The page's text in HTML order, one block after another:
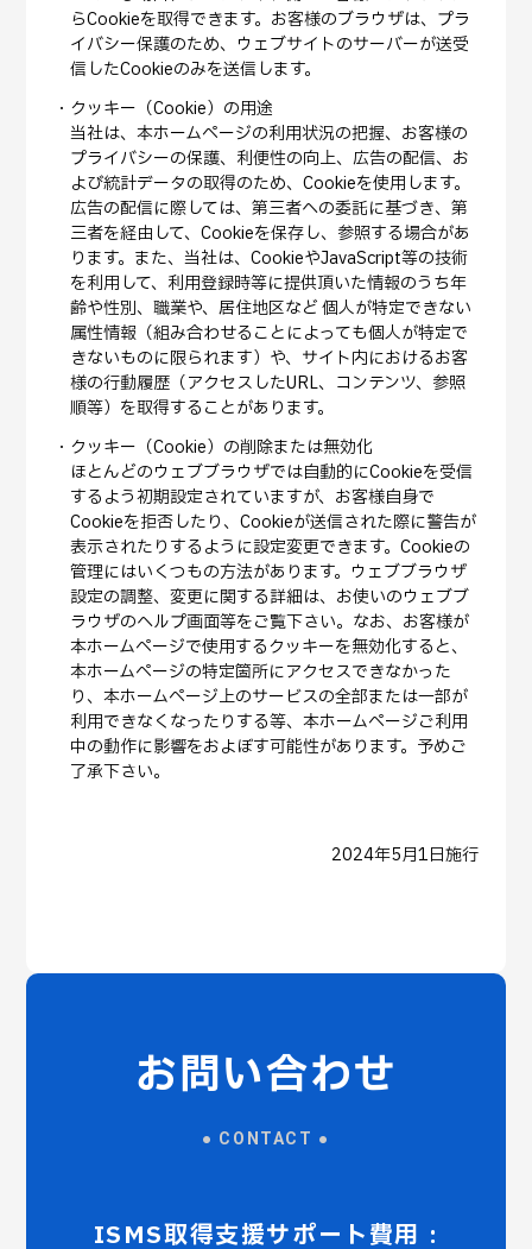
らCookieを取得できます。お客様のブラウザは、プラ
イバシー保護のため、ウェブサイトのサーバーが送受
信したCookieのみを送信します。
クッキー（Cookie）の用途
当社は、本ホームページの利用状況の把握、お客様の
プライバシーの保護、利便性の向上、広告の配信、お
よび統計データの取得のため、Cookieを使用します。
広告の配信に際しては、第三者への委託に基づき、第
三者を経由して、Cookieを保存し、参照する場合があ
ります。また、当社は、CookieやJavaScript等の技術
を利用して、利用登録時等に提供頂いた情報のうち年
齢や性別、職業や、居住地区など 個人が特定できない
属性情報（組み合わせることによっても個人が特定で
きないものに限られます）や、サイト内におけるお客
様の行動履歴（アクセスしたURL、コンテンツ、参照
順等）を取得することがあります。
クッキー（Cookie）の削除または無効化
ほとんどのウェブブラウザでは自動的にCookieを受信
するよう初期設定されていますが、お客様自身で
Cookieを拒否したり、Cookieが送信された際に警告が
表示されたりするように設定変更できます。Cookieの
管理にはいくつもの方法があります。ウェブブラウザ
設定の調整、変更に関する詳細は、お使いのウェブブ
ラウザのヘルプ画面等をご覧下さい。なお、お客様が
本ホームページで使用するクッキーを無効化すると、
本ホームページの特定箇所にアクセスできなかった
り、本ホームページ上のサービスの全部または一部が
利用できなくなったりする等、本ホームページご利用
中の動作に影響をおよぼす可能性があります。予めご
了承下さい。
2024年5月1日施行
お問い合わせ
● CONTACT ●
ISMS取得支援サポート費用 :